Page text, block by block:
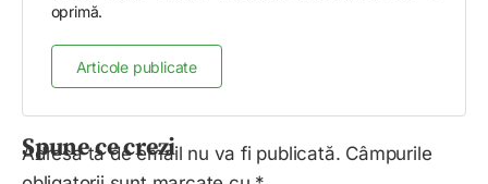
oprimă.
Articole publicate
Spune ce crezi
Adresa ta de email nu va fi publicată. Câmpurile